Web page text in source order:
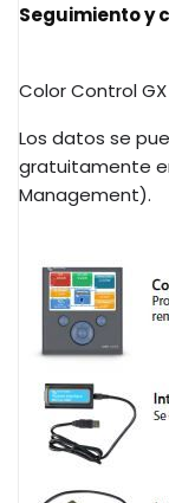
Seguimiento y
Color Control
Los datos se
gratuitamente
Management).